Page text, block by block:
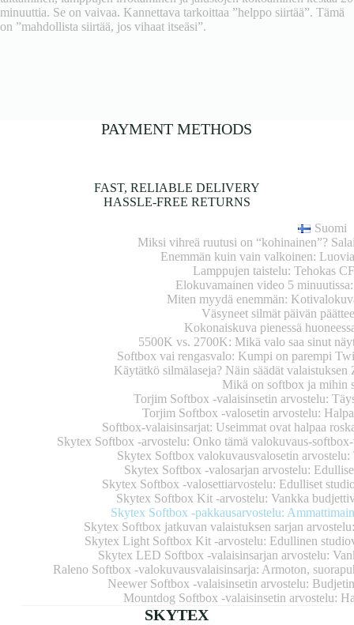
minuuttia. Se on vaivaa. Kannettava tarkoittaa ”helppo siirtää”. Tämä
on ”mahdollista siirtää, jos vihaat itseäsi”.
PAYMENT METHODS
FAST, RELIABLE DELIVERY
HASSLE-FREE RETURNS
Suomi
Miksi vihreä ruutusi on “kohinainen”?
Enemmän kuin vain valkoinen:
Lamppujen taistelu: Tehokas
Elokuvamainen video 5
Miten myydä enemmän:
Väsyneet silmät päivän
Kokonaiskuva pienessä
5500K vs. 2700K: Mikä valo saa sinut
Softbox vai rengasvalo: Kumpi on parempi
Käytätkö silmälaseja? Näin säädät
Mikä on softbox ja mihin
Torjim Softbox -valaisinsetin arvostelu:
Torjim Softbox -valosetin arvostelu:
Softbox-valaisinsarjat: Useimmat ovat halpaa
Skytex Softbox -arvostelu: Onko tämä valokuvaus-
Skytex Softbox valokuvausvalosetin
Skytex Softbox -valosarjan arvostelu:
Skytex Softbox -valosettiarvostelu: Edulliset
Skytex Softbox Kit -arvostelu: Vankka
Skytex Softbox -pakkausarvostelu:
Skytex Softbox jatkuvan valaistuksen sarjan
Skytex Light Softbox Kit -arvostelu: Edullinen
Skytex LED Softbox -valaisinsarjan arvostelu:
Raleno Softbox -valokuvausvalaisinsarja: Armoton,
Neewer Softbox -valaisinsetin arvostelu:
Mountdog Softbox -valaisinsetin arvostelu:
SKYTEX